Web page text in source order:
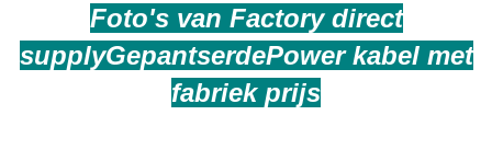
Foto's van Factory direct
supplyGepantserdePower kabel met
fabriek prijs